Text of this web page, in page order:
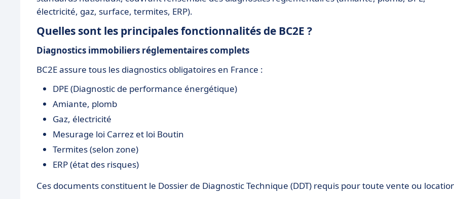
électricité, gaz, surface, termites, ERP).
Quelles sont les principales fonctionnalités de BC2E ?
Diagnostics immobiliers réglementaires complets
BC2E assure tous les diagnostics obligatoires en France :
DPE (Diagnostic de performance énergétique)
Amiante, plomb
Gaz, électricité
Mesurage loi Carrez et loi Boutin
Termites (selon zone)
ERP (état des risques)
Ces documents constituent le Dossier de Diagnostic Technique (DDT) requis pour toute vente ou